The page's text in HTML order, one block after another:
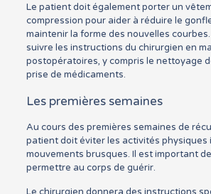
Le patient doit également porter un
compression pour aider à réduire le
maintenir la forme des nouvelles
suivre les instructions du chirurgien en
postopératoires, y compris le nettoyage
prise de médicaments.
Les premières semaines
Au cours des premières semaines de
patient doit éviter les activités physiques
mouvements brusques. Il est important
permettre au corps de guérir.
Le chirurgien donnera des instructions